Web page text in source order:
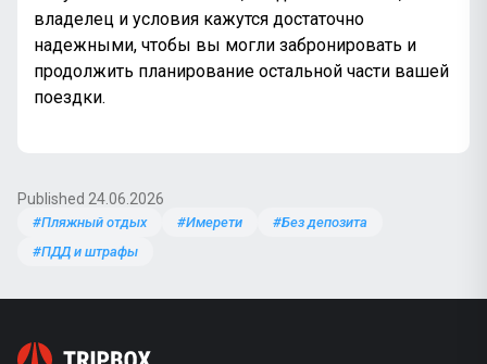
владелец и условия кажутся достаточно
надежными, чтобы вы могли забронировать и
продолжить планирование остальной части вашей
поездки.
Published 24.06.2026
#Пляжный отдых #Имерети
#Без депозита
#ПДД и штрафы